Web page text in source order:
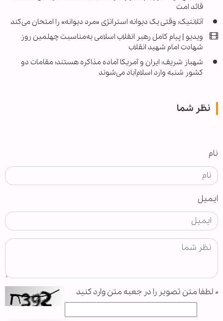
قائد امت
آتلانتیک: وقتی یک دیوانه استراتژی «مرد دیوانه» را امتحان می‌کند
ویدیو | پیام کامل رهبر انقلاب اسلامی به‌مناسبت چهلمین روز
شهادت امام شهید انقلاب
شهباز شریف: ایران و آمریکا آماده مذاکره هستند؛ مقامات دو
کشور شنبه وارد اسلام‌آباد می‌شوند
نظر شما
نام
ایمیل
* لطفا متن تصویر را در جعبه متن وارد کنید